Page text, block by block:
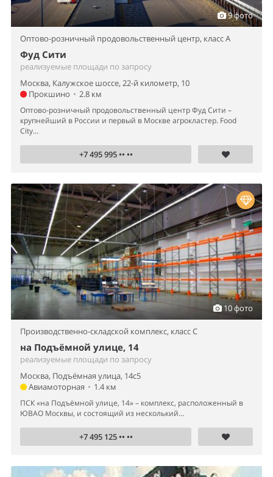
9 фото
Оптово-розничный продовольственный центр, класс A
Фуд Сити
реализуемые площади по запросу
Москва, Калужское шоссе, 22-й километр, 10
Прокшино • 2.8 км
Оптово-розничный продовольственный центр Фуд Сити –
крупнейший в России и первый в Москве агрокластер. Food
City...
+7 495 995 •• ••
10 фото
Производственно-складской комплекс, класс C
на Подъёмной улице, 14
реализуемые площади по запросу
Москва, Подъёмная улица, 14с5
Авиамоторная • 1.4 км
ПСК «на Подъёмной улице, 14» – комплекс, расположенный в
ЮВАО Москвы, и состоящий из несколький...
+7 495 125 •• ••